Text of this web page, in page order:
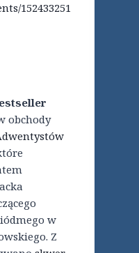
152433251
obchody
w
Z